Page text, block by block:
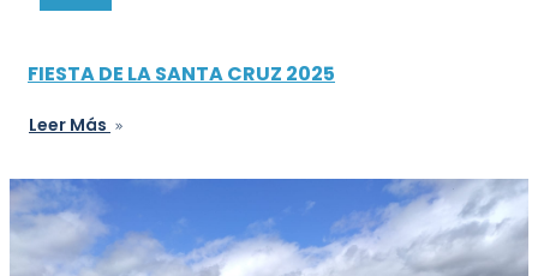
FIESTA DE LA SANTA CRUZ 2025
Leer Más